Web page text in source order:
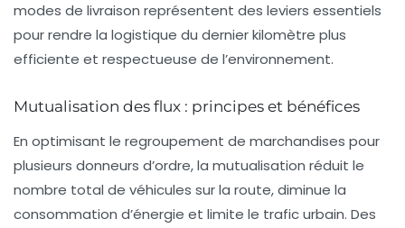
modes de livraison représentent des leviers essentiels
pour rendre la logistique du dernier kilomètre plus
efficiente et respectueuse de l’environnement.
Mutualisation des flux : principes et bénéfices
En optimisant le regroupement de marchandises pour
plusieurs donneurs d’ordre, la mutualisation réduit le
nombre total de véhicules sur la route, diminue la
consommation d’énergie et limite le trafic urbain. Des